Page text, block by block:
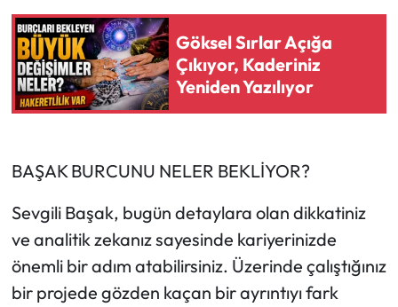
Göksel Sırlar Açığa
Çıkıyor, Kaderiniz
Yeniden Yazılıyor
BAŞAK BURCUNU NELER BEKLİYOR?
Sevgili Başak, bugün detaylara olan dikkatiniz
ve analitik zekanız sayesinde kariyerinizde
önemli bir adım atabilirsiniz. Üzerinde çalıştığınız
bir projede gözden kaçan bir ayrıntıyı fark